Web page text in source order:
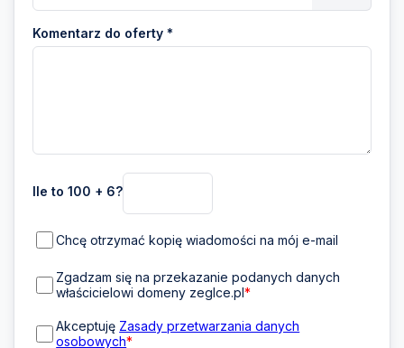
Komentarz do oferty *
Ile to 100 + 6?
Chcę otrzymać kopię wiadomości na mój e-mail
Zgadzam się na przekazanie podanych danych
właścicielowi domeny zeglce.pl*
Akceptuję Zasady przetwarzania danych
osobowych*